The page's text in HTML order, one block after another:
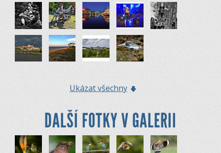
Ukázat všechny
DALŠÍ FOTKY V GALERII